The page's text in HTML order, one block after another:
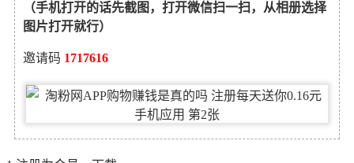
（手机打开的话先截图，打开微信扫一扫，从相册选择
图片打开就行）
邀请码 1717616